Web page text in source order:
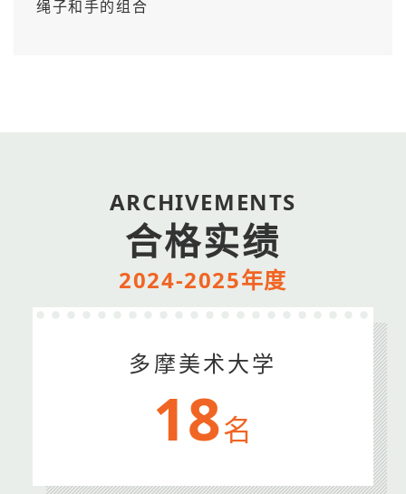
绳子和手的组合
ARCHIVEMENTS
合格实绩
2024-2025年度
多摩美术大学
18名